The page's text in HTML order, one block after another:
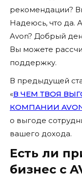
рекомендации?
Надеюсь, что да.
Avon? Добрый
Вы можете
поддержку.
В предыдущей
«В ЧЕМ ТВОЯ
КОМПАНИИ
о выгоде
вашего дохода.
Есть ли
бизнес с